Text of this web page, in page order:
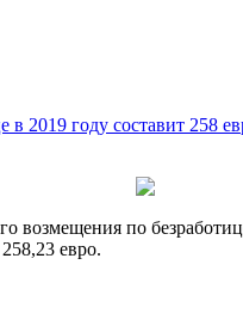
2019 году составит 258
возмещения по
евро.